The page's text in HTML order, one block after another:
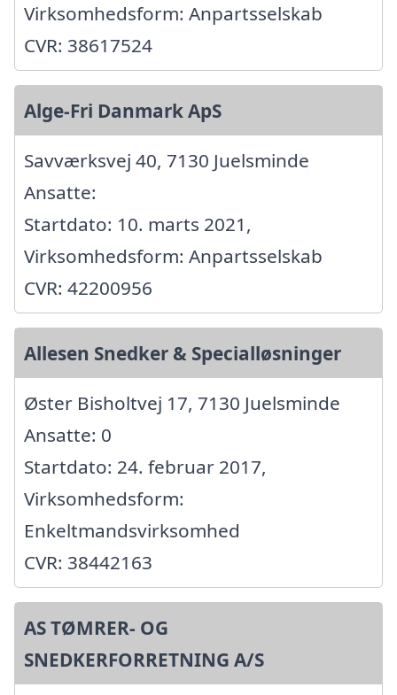
Virksomhedsform: Anpartsselskab
CVR: 38617524
Alge-Fri Danmark ApS
Savværksvej 40, 7130 Juelsminde
Ansatte:
Startdato: 10. marts 2021,
Virksomhedsform: Anpartsselskab
CVR: 42200956
Allesen Snedker & Specialløsninger
Øster Bisholtvej 17, 7130 Juelsminde
Ansatte: 0
Startdato: 24. februar 2017,
Virksomhedsform:
Enkeltmandsvirksomhed
CVR: 38442163
AS TØMRER- OG
SNEDKERFORRETNING A/S